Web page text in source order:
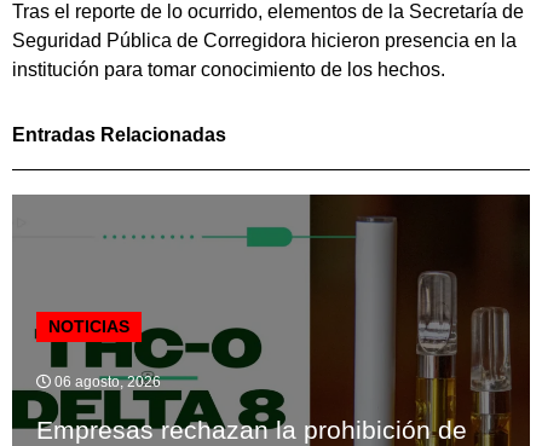
Tras el reporte de lo ocurrido, elementos de la Secretaría de
Seguridad Pública de Corregidora hicieron presencia en la
institución para tomar conocimiento de los hechos.
Entradas Relacionadas
NOTICIAS
06 agosto, 2026
Empresas rechazan la prohibición de